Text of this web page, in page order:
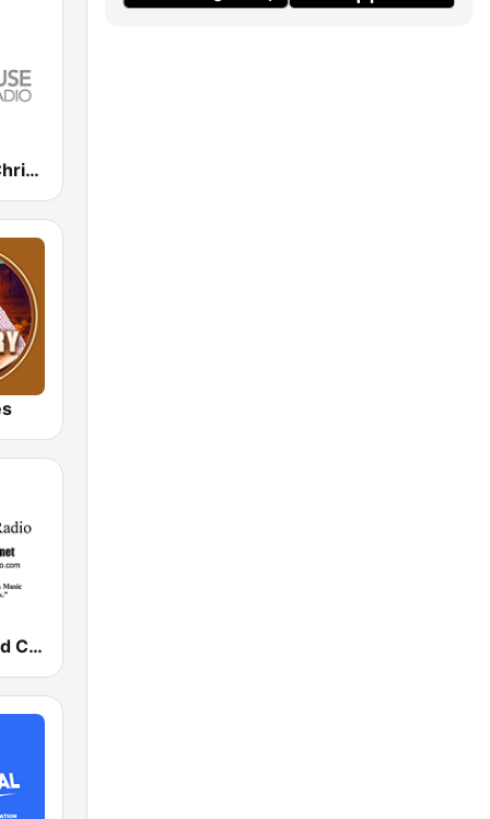
Lighthouse Christian Radio
Old Fashioned Christian Music